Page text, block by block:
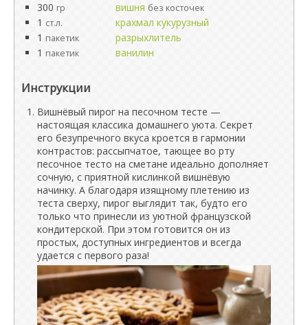
300 гр вишня без косточек
1 ст.л.
крахмал кукурузный
1 пакетик
разрыхлитель
1 пакетик ванилин
Инструкции
Вишнёвый пирог на песочном тесте —
настоящая классика домашнего уюта. Секрет
его безупречного вкуса кроется в гармонии
контрастов: рассыпчатое, тающее во рту
песочное тесто на сметане идеально дополняет
сочную, с приятной кислинкой вишнёвую
начинку. А благодаря изящному плетению из
теста сверху, пирог выглядит так, будто его
только что принесли из уютной французской
кондитерской. При этом готовится он из
простых, доступных ингредиентов и всегда
удается с первого раза!